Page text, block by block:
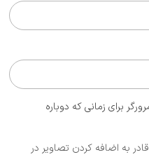
برای زمانی که دوباره
به اضافه کردن تصاویر در